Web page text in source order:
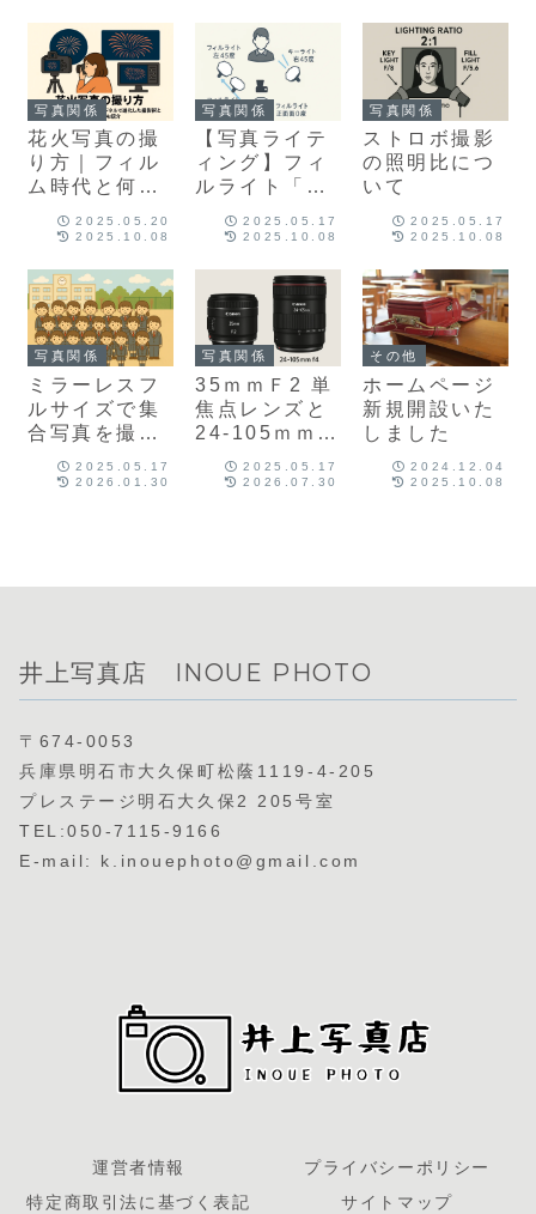
写真関係
花火写真の撮
り方｜フィル
ム時代と何が
ジタルで進化
RAW現像
2025.05.20
2025.10.08
写真関係
【写真ライテ
ィング】フィ
ルライト「補
で変わる印象
2025.05.17
2025.10.08
写真関係
ストロボ撮影
の照明比につ
いて
2025.05.17
2025.10.08
写真関係
ミラーレスフ
ルサイズで集
合写真を撮影
するときの絞
りはいくらに
2025.05.17
2026.01.30
写真関係
35ｍｍＦ2 単
焦点レンズと
24-105ｍｍＦ
４ ズームレン
ズをＦ８で撮
2025.05.17
2026.07.30
その他
ホームページ
新規開設いた
しました
2024.12.04
2025.10.08
井上写真店 INOUE PHOTO
〒674-0053
兵庫県明石市大久保町松蔭1119-4-205
プレステージ明石大久保2 205号室
TEL:050-7115-9166
E-mail: k.inouephoto@gmail.com
運営者情報
プライバシーポリシー
特定商取引法に基づく表記
サイトマップ